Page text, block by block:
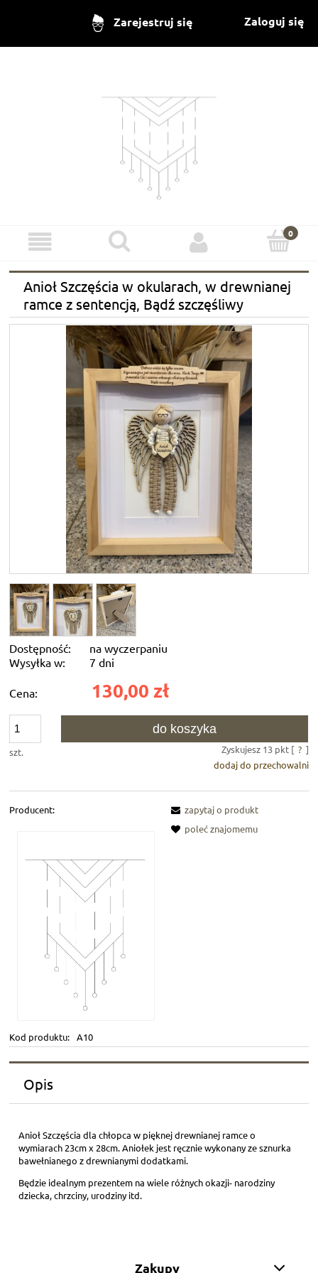
Zarejestruj się Zaloguj się
Anioł Szczęścia w okularach, w drewnianej
ramce z sentencją, Bądź szczęśliwy
Dostępność:
na wyczerpaniu
Wysyłka w:
7 dni
Cena: 130,00 zł
szt.
do koszyka
Zyskujesz 13pkt [ ? ]
dodaj do przechowalni
Producent:
Kod produktu: A10
zapytaj o produkt
poleć znajomemu
Opis
Anioł Szczęścia dla chłopca w pięknej drewnianej ramce o
wymiarach 23cm x 28cm. Aniołek jest ręcznie wykonany ze sznurka
bawełnianego z drewnianymi dodatkami.
Będzie idealnym prezentem na wiele różnych okazji- narodziny
dziecka, chrzciny, urodziny itd.
Zakupy